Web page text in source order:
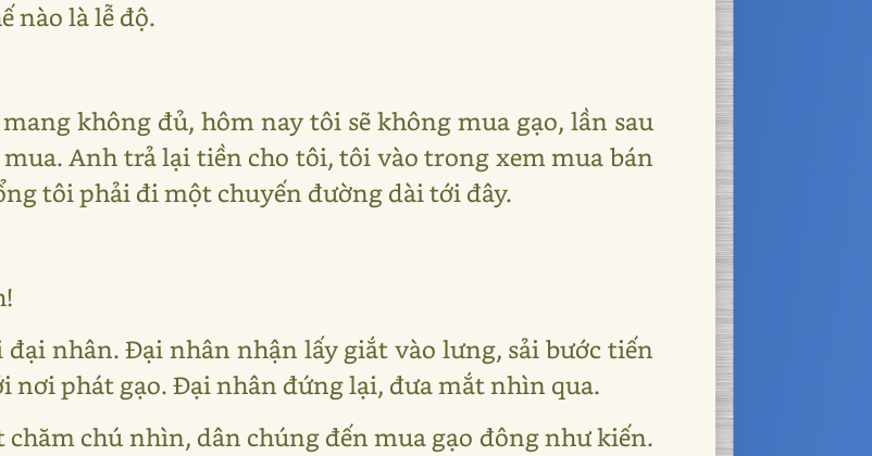
nào là lễ độ.
không đủ, hôm nay tôi sẽ không mua gạo, lần sau
Anh trả lại tiền cho tôi, tôi vào trong xem mua bán
tôi phải đi một chuyến đường dài tới đây.
nhân. Đại nhân nhận lấy giắt vào lưng, sải bước tiến
nơi phát gạo. Đại nhân đứng lại, đưa mắt nhìn qua.
chú nhìn, dân chúng đến mua gạo đông như kiến.